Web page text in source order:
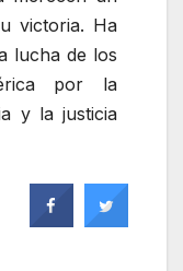
victoria. Ha
lucha de los
por la
y la justicia